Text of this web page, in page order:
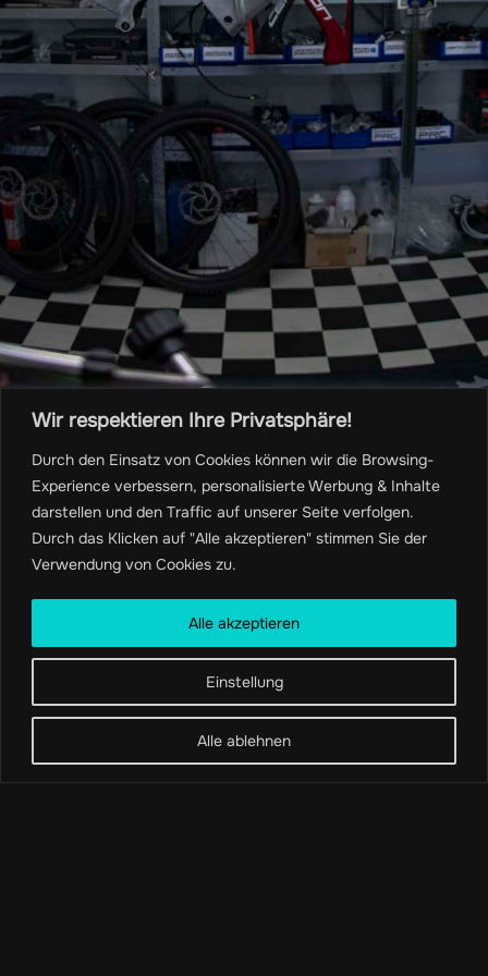
Wir respektieren Ihre Privatsphäre!
Durch den Einsatz von Cookies können wir die Browsing-
Experience verbessern, personalisierte Werbung & Inhalte
darstellen und den Traffic auf unserer Seite verfolgen.
Durch das Klicken auf "Alle akzeptieren" stimmen Sie der
Verwendung von Cookies zu.
Einstellung
Alle ablehnen
Alle akzeptieren
&
Über Uns
Kontakt
Impressum
Widerrufsrecht
Datenschutzerklärung